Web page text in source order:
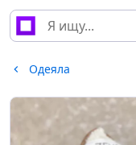
Одеяла